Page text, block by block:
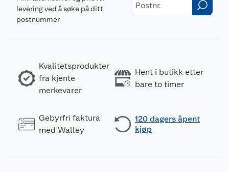
levering ved å søke på ditt
postnummer
Kvalitetsprodukter
fra kjente
merkevarer
Hent i butikk etter
bare to timer
Gebyrfri faktura
med Walley
120 dagers åpent
kjøp